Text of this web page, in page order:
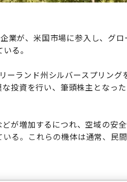
業が、米国市場に参入し、グ
る。
ランド州シルバースプリング
投資を行い、筆頭株主となっ
が増加するにつれ、空域の安
る。これらの機体は通常、民